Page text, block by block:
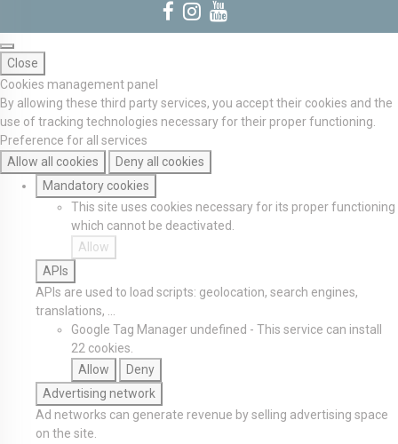
Close
Cookies management panel
By allowing these third party services, you accept their cookies and the
use of tracking technologies necessary for their proper functioning.
Preference for all services
Allow all cookies
Deny all cookies
Mandatory cookies
This site uses cookies necessary for its proper functioning
which cannot be deactivated.
Allow
APIs
APIs are used to load scripts: geolocation, search engines,
translations, ...
Google Tag Manager undefined - This service can install
22 cookies.
Allow
Deny
Advertising network
Ad networks can generate revenue by selling advertising space
on the site.